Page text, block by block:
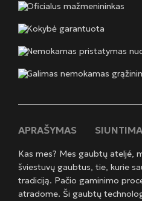
Oficialus mažmenininkas
Kokybė garantuota
Nemokamas pristatymas
Galimas nemokamas
APRAŠYMAS
Kas mes? Mes gaubtų ateljé,
šviestuvų gaubtus, tie, kurie
tradiciją. Pačio gaminimo
atradome. Ši gaubtų